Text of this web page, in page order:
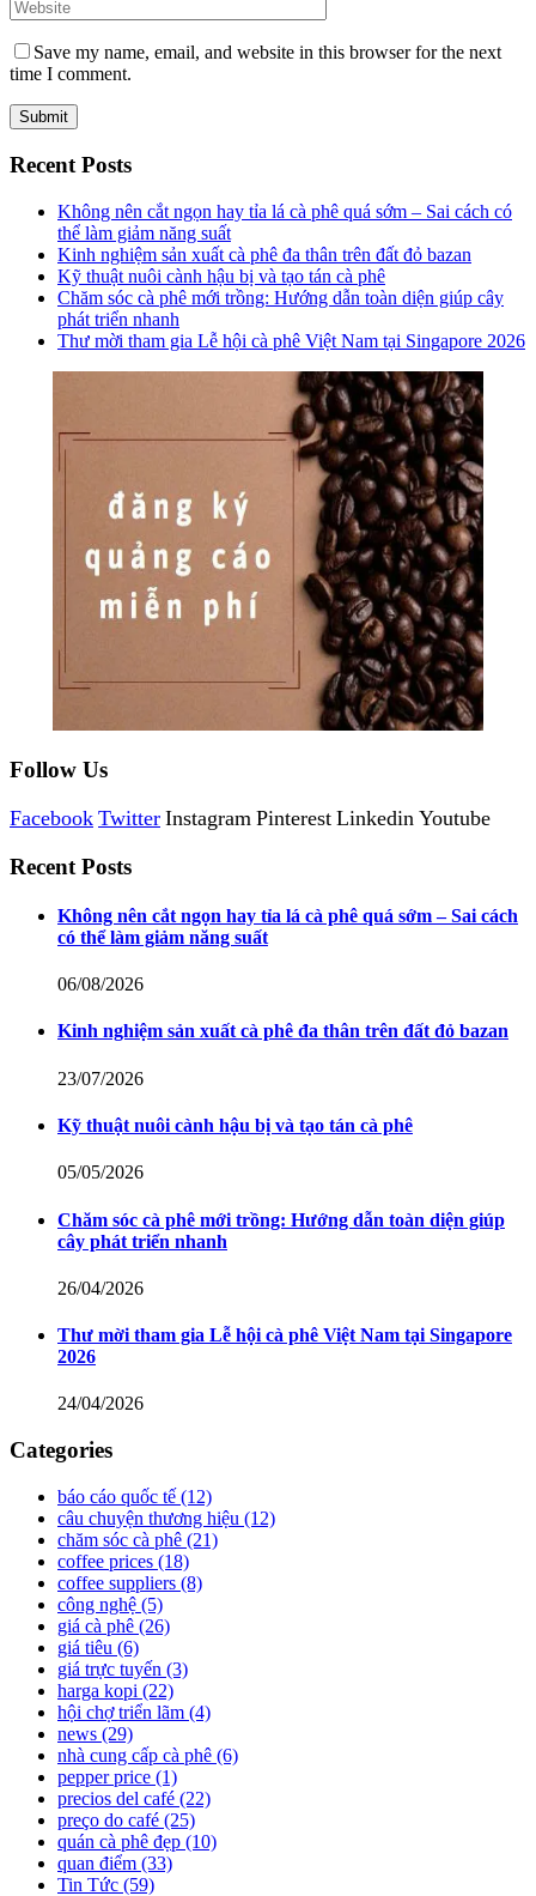
Save my name, email, and website in this browser for the next
time I comment.
Recent Posts
Không nên cắt ngọn hay tỉa lá cà phê quá sớm – Sai cách có
thể làm giảm năng suất
Kinh nghiệm sản xuất cà phê đa thân trên đất đỏ bazan
Kỹ thuật nuôi cành hậu bị và tạo tán cà phê
Chăm sóc cà phê mới trồng: Hướng dẫn toàn diện giúp cây
phát triển nhanh
Thư mời tham gia Lễ hội cà phê Việt Nam tại Singapore 2026
Follow Us
Facebook Twitter Instagram Pinterest Linkedin Youtube
Recent Posts
Không nên cắt ngọn hay tỉa lá cà phê quá sớm – Sai cách
có thể làm giảm năng suất
06/08/2026
Kinh nghiệm sản xuất cà phê đa thân trên đất đỏ bazan
23/07/2026
Kỹ thuật nuôi cành hậu bị và tạo tán cà phê
05/05/2026
Chăm sóc cà phê mới trồng: Hướng dẫn toàn diện giúp
cây phát triển nhanh
26/04/2026
Thư mời tham gia Lễ hội cà phê Việt Nam tại Singapore
2026
24/04/2026
Categories
báo cáo quốc tế (12)
câu chuyện thương hiệu (12)
chăm sóc cà phê (21)
coffee prices (18)
coffee suppliers (8)
công nghệ (5)
giá cà phê (26)
giá tiêu (6)
giá trực tuyến (3)
harga kopi (22)
hội chợ triển lãm (4)
news (29)
nhà cung cấp cà phê (6)
pepper price (1)
precios del café (22)
preço do café (25)
quán cà phê đẹp (10)
quan điểm (33)
Tin Tức (59)